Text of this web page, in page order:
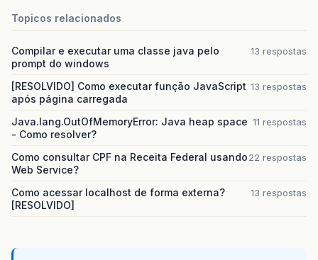
Topicos relacionados
Compilar e executar uma classe java pelo
prompt do windows
13 respostas
[RESOLVIDO] Como executar função JavaScript
após página carregada
13 respostas
Java.lang.OutOfMemoryError: Java heap space
- Como resolver?
11 respostas
Como consultar CPF na Receita Federal usando
Web Service?
22 respostas
Como acessar localhost de forma externa?
[RESOLVIDO]
13 respostas